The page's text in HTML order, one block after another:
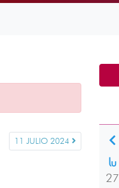
11 JULIO 2024
lu
27